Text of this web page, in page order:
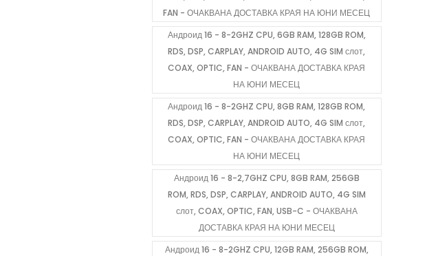
FAN - ОЧАКВАНА ДОСТАВКА КРАЯ НА ЮНИ МЕСЕЦ
Андроид 16 - 8-2GHZ CPU, 6GB RAM, 128GB ROM,
RDS, DSP, CARPLAY, ANDROID AUTO, 4G SIM слот,
COAX, OPTIC, FAN - ОЧАКВАНА ДОСТАВКА КРАЯ
НА ЮНИ МЕСЕЦ
Андроид 16 - 8-2GHZ CPU, 8GB RAM, 128GB ROM,
RDS, DSP, CARPLAY, ANDROID AUTO, 4G SIM слот,
COAX, OPTIC, FAN - ОЧАКВАНА ДОСТАВКА КРАЯ
НА ЮНИ МЕСЕЦ
Андроид 16 - 8-2,7GHZ CPU, 8GB RAM, 256GB
ROM, RDS, DSP, CARPLAY, ANDROID AUTO, 4G SIM
слот, COAX, OPTIC, FAN, USB-C - ОЧАКВАНА
ДОСТАВКА КРАЯ НА ЮНИ МЕСЕЦ
Андроид 16 - 8-2GHZ CPU, 12GB RAM, 256GB ROM,